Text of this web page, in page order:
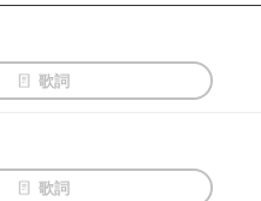
歌詞
歌詞